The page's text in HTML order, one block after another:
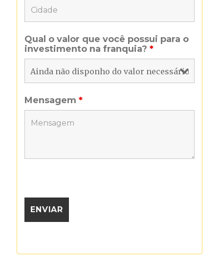
Qual o valor que você possui para o
investimento na franquia?*
Mensagem*